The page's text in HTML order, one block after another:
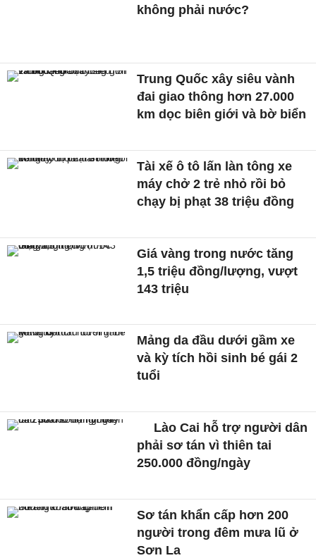
không phải nước?
Trung Quốc xây siêu vành
đai giao thông hơn 27.000
km dọc biên giới và bờ biển
Tài xế ô tô lấn làn tông xe
máy chở 2 trẻ nhỏ rồi bỏ
chạy bị phạt 38 triệu đồng
Giá vàng trong nước tăng
1,5 triệu đồng/lượng, vượt
143 triệu
Mảng da đầu dưới gầm xe
và kỳ tích hồi sinh bé gái 2
tuổi
Lào Cai hỗ trợ người dân
phải sơ tán vì thiên tai
250.000 đồng/ngày
Sơ tán khẩn cấp hơn 200
người trong đêm mưa lũ ở
Sơn La